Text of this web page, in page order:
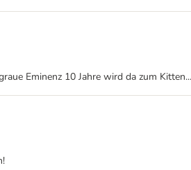
Eminenz 10 Jahre wird da zum Kitten...